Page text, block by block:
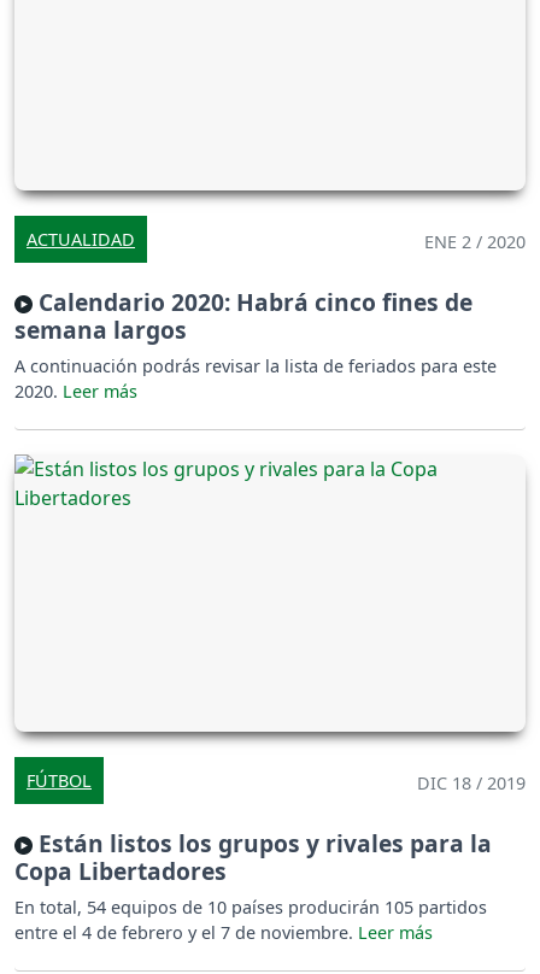
ACTUALIDAD ENE 2 / 2020
Calendario 2020: Habrá cinco fines de
semana largos
A continuación podrás revisar la lista de feriados para este
2020.
FÚTBOL DIC 18 / 2019
Están listos los grupos y rivales para la
Copa Libertadores
En total, 54 equipos de 10 países producirán 105 partidos
entre el 4 de febrero y el 7 de noviembre.